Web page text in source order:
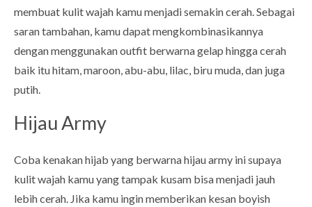
membuat kulit wajah kamu menjadi semakin cerah. Sebagai
saran tambahan, kamu dapat mengkombinasikannya
dengan menggunakan outfit berwarna gelap hingga cerah
baik itu hitam, maroon, abu-abu, lilac, biru muda, dan juga
putih.
Hijau Army
Coba kenakan hijab yang berwarna hijau army ini supaya
kulit wajah kamu yang tampak kusam bisa menjadi jauh
lebih cerah. Jika kamu ingin memberikan kesan boyish